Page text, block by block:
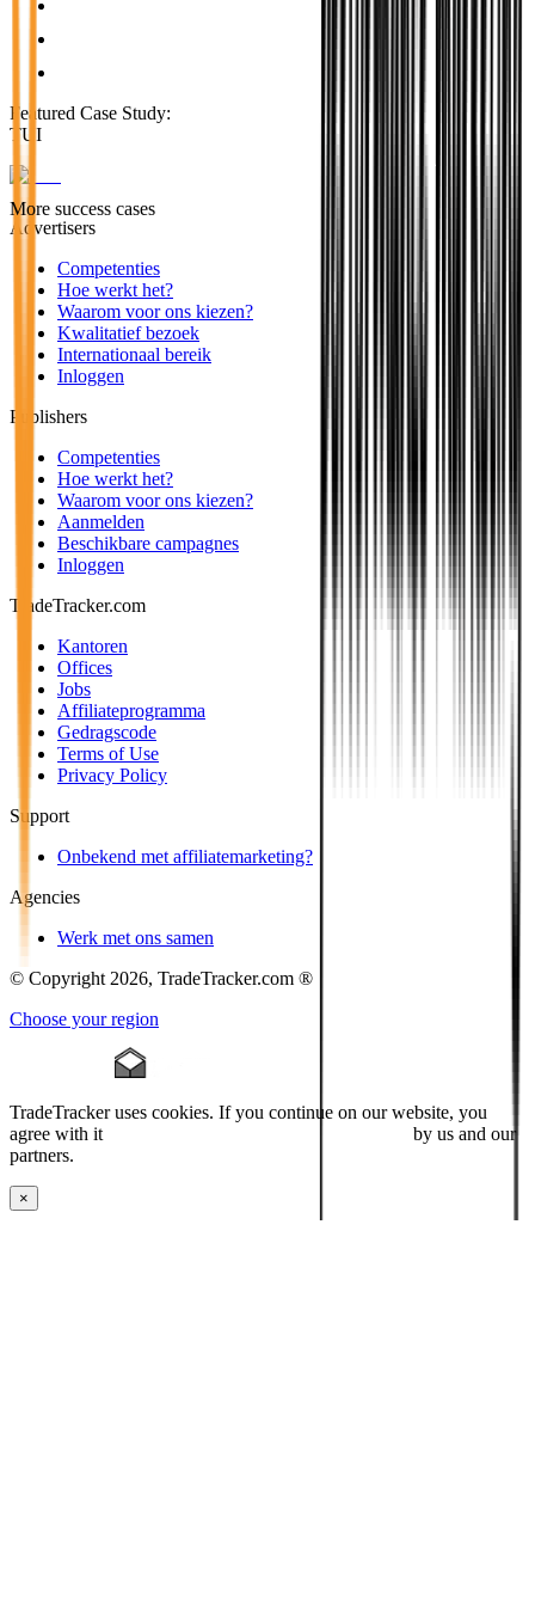
Featured Case Study:
TUI
More success cases
Advertisers
Competenties
Hoe werkt het?
Waarom voor ons kiezen?
Kwalitatief bezoek
Internationaal bereik
Inloggen
Publishers
Competenties
Hoe werkt het?
Waarom voor ons kiezen?
Aanmelden
Beschikbare campagnes
Inloggen
TradeTracker.com
Kantoren
Offices
Jobs
Affiliateprogramma
Gedragscode
Terms of Use
Privacy Policy
Support
Onbekend met affiliatemarketing?
Agencies
Werk met ons samen
© Copyright 2026, TradeTracker.com ®
Choose your region
TradeTracker uses cookies. If you continue on our website, you
agree with it
by us and our
partners.
×